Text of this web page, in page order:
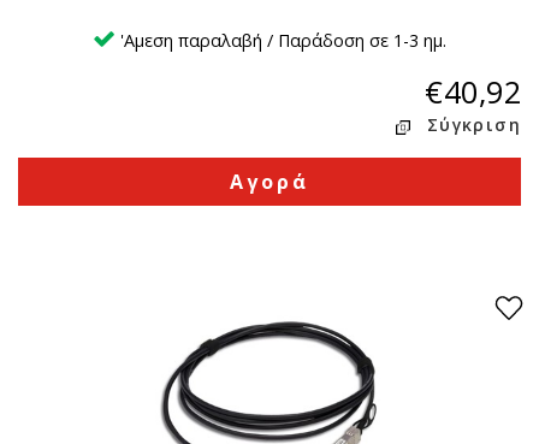
'Αμεση παραλαβή / Παράδοση σε 1-3 ημ.
€40,92
Σύγκριση
Αγορά